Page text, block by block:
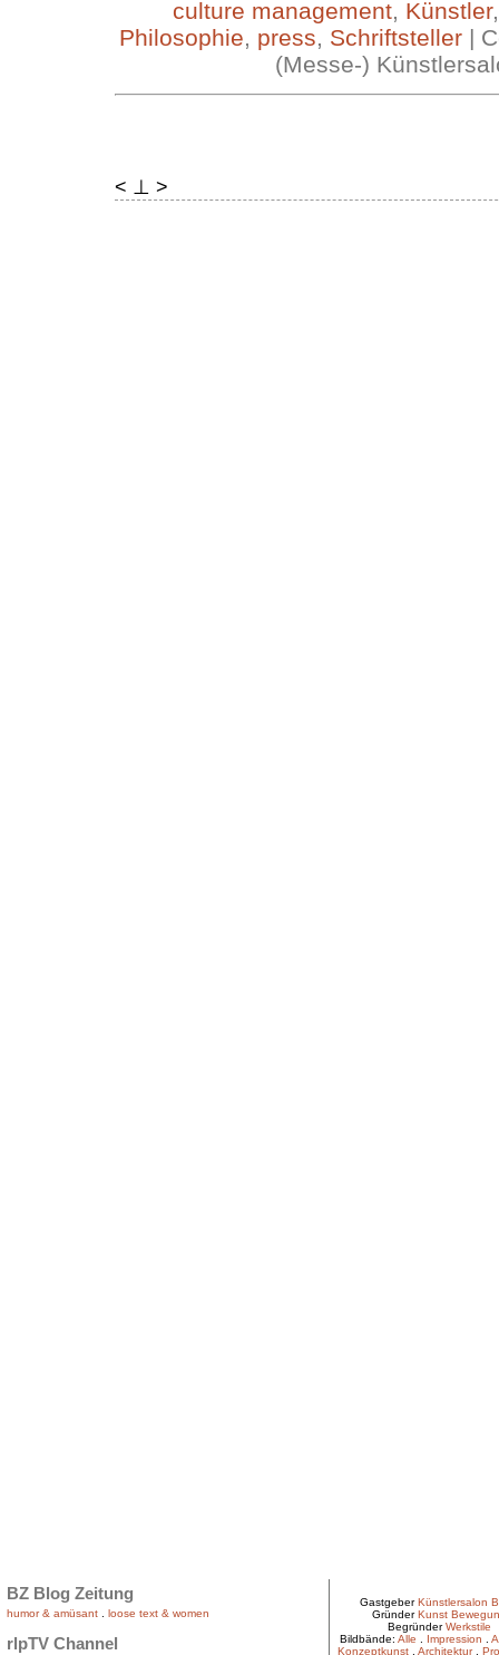
culture management, Künstler
Philosophie
press Schriftsteller |
(Messe-)
< ⊥ >
BZ Blog Zeitung
humor & amüsant loose text & women
rlpTV Channel
GastgeberKünstlersalon
GründerKunst
BegründerWerkstile
Bildbände: Alle Impression
Konzeptkunst. Architektur.